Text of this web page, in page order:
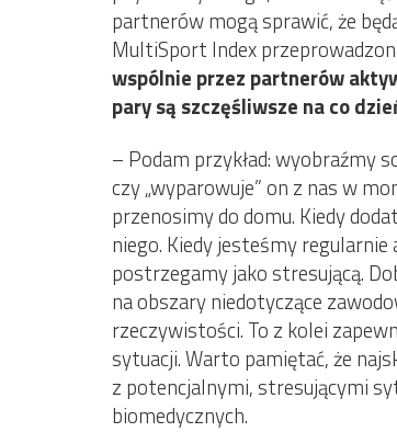
partnerów mogą sprawić, że
MultiSport Index
wspólnie przez partnerów
pary są szczęśliwsze na co
– Podam przykład: wyobraźmy
czy „wyparowuje” on z nas w
przenosimy do domu. Kiedy
niego. Kiedy jesteśmy
postrzegamy jako stresującą.
na obszary niedotyczące
rzeczywistości. To z kolei
sytuacji. Warto pamiętać, że
z potencjalnymi, stresującymi
biomedycznych.